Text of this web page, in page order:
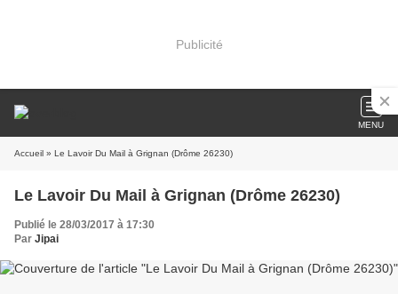
Publicité
MENU
Accueil » Le Lavoir Du Mail à Grignan (Drôme 26230)
Le Lavoir Du Mail à Grignan (Drôme 26230)
Publié le 28/03/2017 à 17:30
Par Jipai